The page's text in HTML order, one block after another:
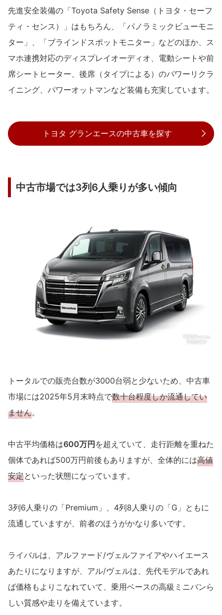
先進安全装備の「Toyota Safety Sense（トヨタ・セーフ
ティ・センス）」はもちろん、「パノラミックビューモニ
ター」、「ブラインドスポットモニター」などのほか、ス
マホ連携対応のディスプレイオーディオ、電動シートや前
席シートヒーター、後席（タイプによる）のパワーリクラ
イニング、パワーオットマンなど装備も充実しています。
トヨタ グランエースの中古車を探す
中古市場では3列6人乗りが多い傾向
トータルでの販売台数が3000台弱と少ないため、中古車
市場には2025年5月末時点で数十台程度しか流通してい
ません。
中古平均価格は600万円を超えていて、走行距離を重ねた
個体であれば500万円前後もありますが、全体的には高値
安定といった状態になっています。
3列6人乗りの「Premium」、4列8人乗りの「G」ともに
流通していますが、前者のほうがかなり多いです。
ライバルは、アルファード/ヴェルファイアやハイエース
あたりになりますが、アル/ヴェルは、先代モデルであれ
ば価格もよりこなれていて、乗用ベースの高級ミニバンら
しい質感や走りを備えています。